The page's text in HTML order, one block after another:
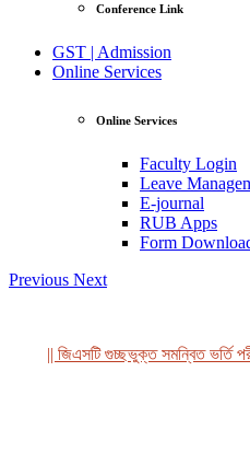
Conference Link
GST | Admission
Online Services
Online Services
Faculty Login
Leave
E-journal
RUB Apps
Form
Previous Next
|| জিএসটি গুচ্ছভুক্ত সমন্বিত ভর্তি